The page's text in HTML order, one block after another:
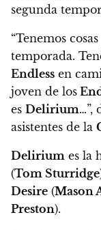
segunda
“Tenemos
temporada.
Endless en
joven de los
es Delirium…”,
asistentes de la
Delirium es la
(Tom Sturridge
Desire (Mason
Preston).